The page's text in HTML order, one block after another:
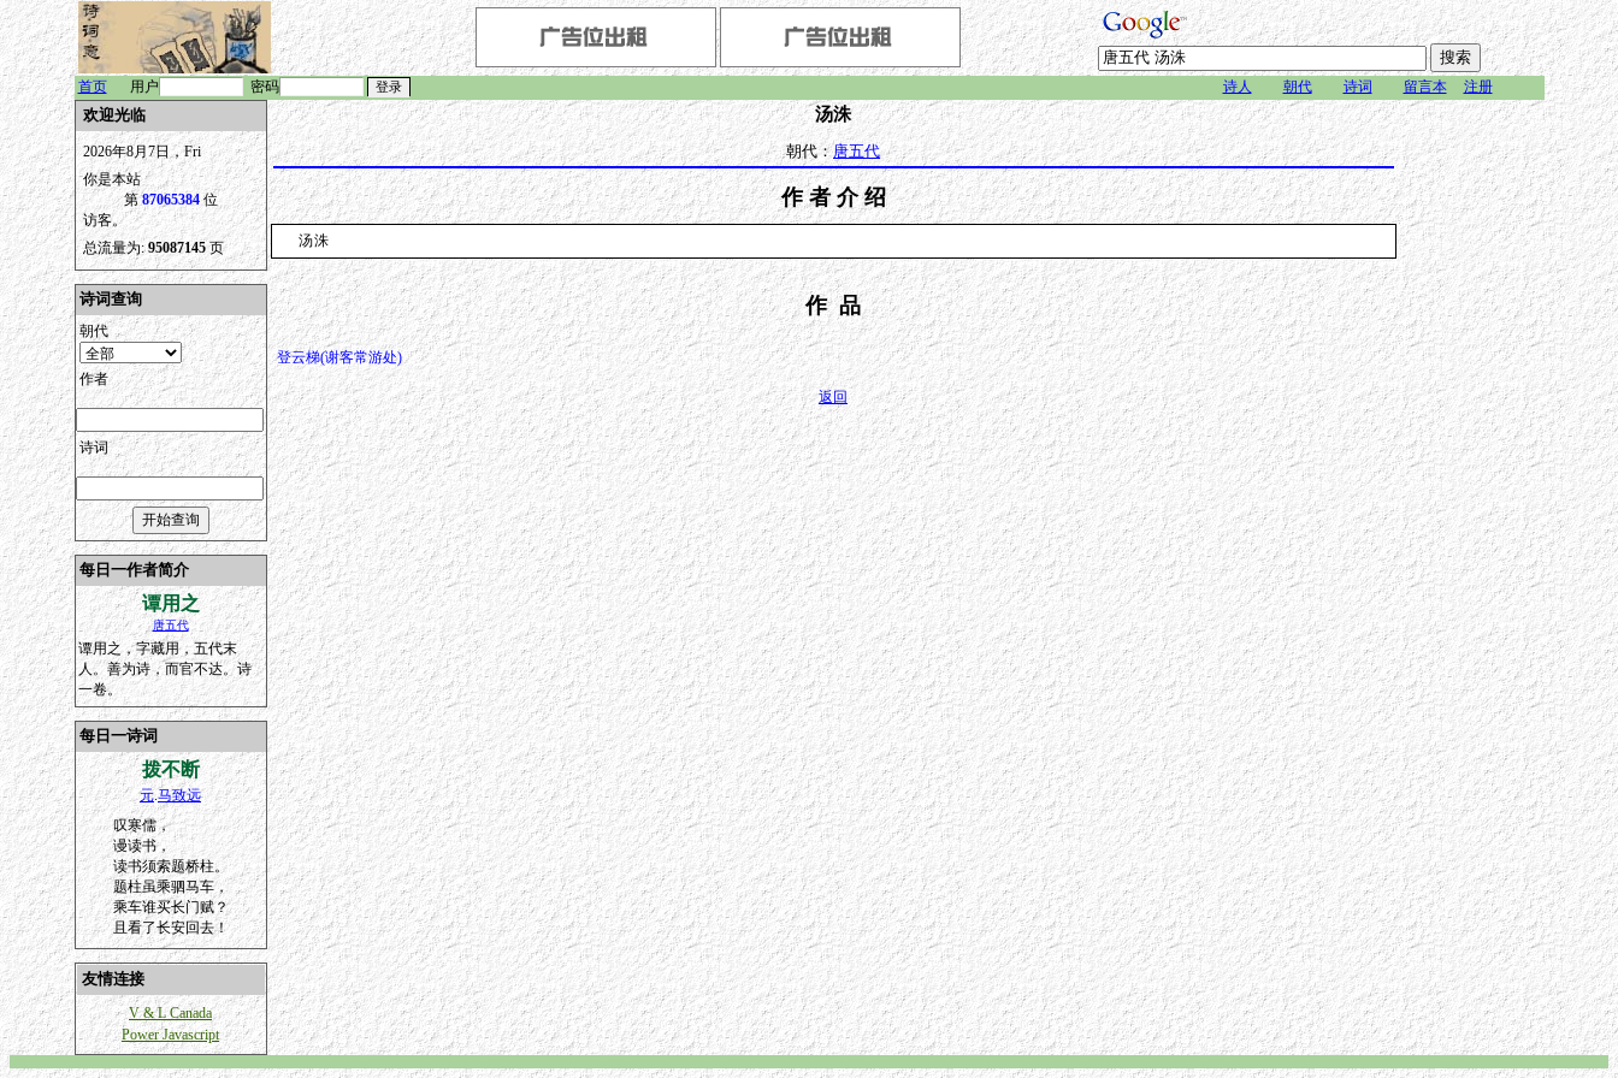
首页 用户 密码 诗人 朝代 诗词 留言本 注册
欢迎光临
2026年8月7日，Fri
你是本站
第87065384位
访客。
总流量为:95087145页
诗词查询
朝代
作者
诗词
每日一作者简介
谭用之
唐五代
谭用之，字藏用，五代末
人。善为诗，而官不达。诗
一卷。
每日一诗词
拨不断
元.马致远
叹寒儒，
谩读书，
读书须索题桥柱。
题柱虽乘驷马车，
乘车谁买长门赋？
且看了长安回去！
友情连接
V & L Canada
Power Javascript
汤洙
朝代：唐五代
作 者 介 绍
汤洙
作 品
登云梯(谢客常游处)
返回